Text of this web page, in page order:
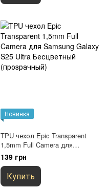
Новинка
TPU чехол Epic Transparent
1,5mm Full Camera для
Samsung Galaxy S25 Ultra
Бесцветный (прозрачный)
139 грн
Купить